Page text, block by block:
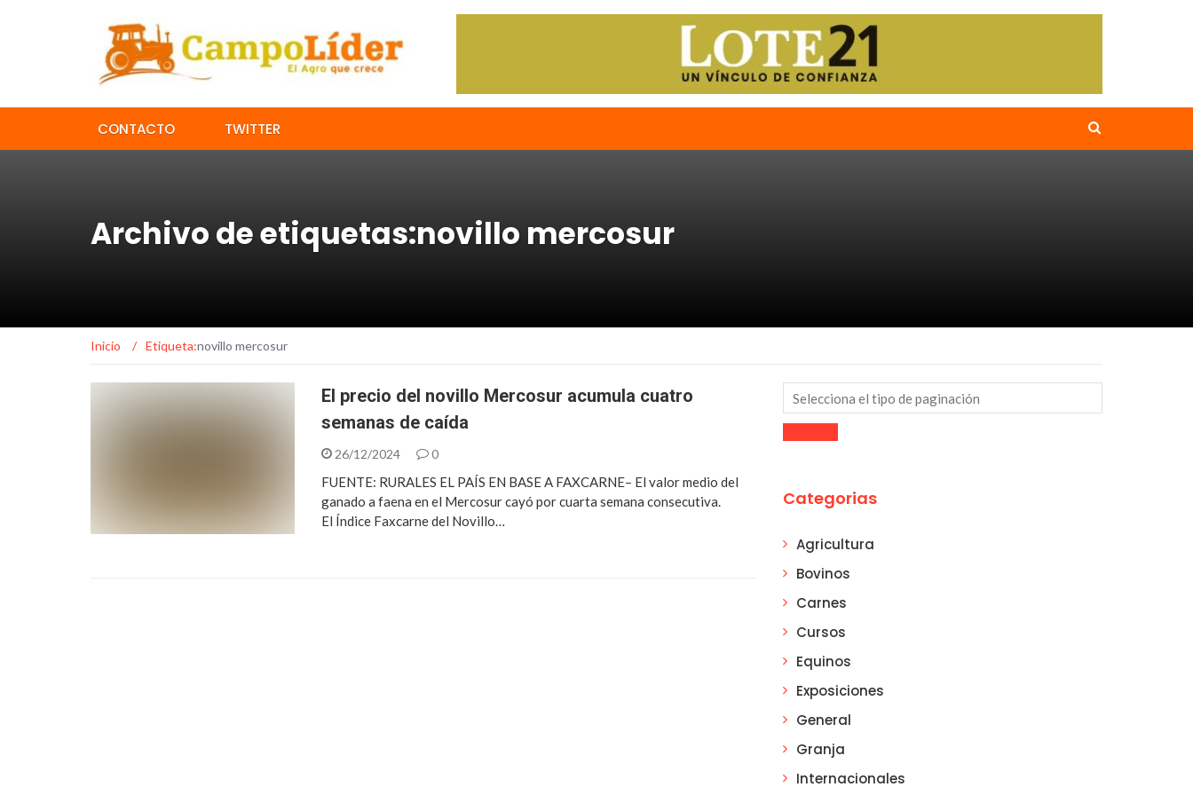
CONTACTO TWITTER
Archivo de etiquetas:novillo mercosur
Inicio / Etiqueta:novillo mercosur
El precio del novillo Mercosur acumula cuatro
semanas de caída
26/12/2024 0
FUENTE: RURALES EL PAÍS EN BASE A FAXCARNE– El valor medio del
ganado a faena en el Mercosur cayó por cuarta semana consecutiva.
El Índice Faxcarne del Novillo…
Categorias
Agricultura
Bovinos
Carnes
Cursos
Equinos
Exposiciones
General
Granja
Internacionales